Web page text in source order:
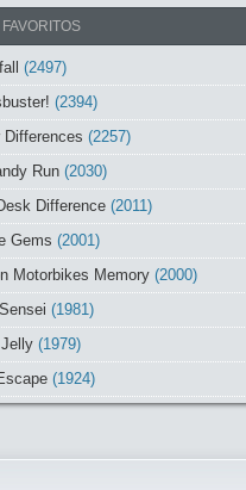
(2497)
(2394)
Differences (2257)
Run (2030)
Difference (2011)
Gems (2001)
Motorbikes Memory (2000)
(1981)
(1979)
(1924)